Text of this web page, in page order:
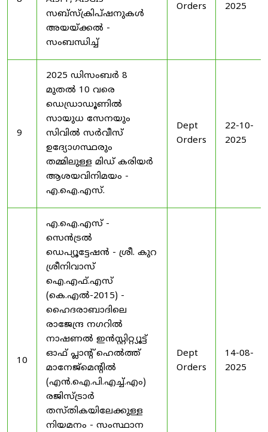
സബ്‌സ്‌ക്രിപ്‌ഷനുകൾ
അയയ്ക്കൽ -
സംബന്ധിച്ച്
Orders
2025
9
2025 ഡിസംബർ 8
മുതൽ 10 വരെ
ഡെഡ്രാഡൂണിൽ
സായുധ സേനയും
സിവിൽ സർവീസ്
ഉദ്യോഗസ്ഥരും
തമ്മിലുള്ള മിഡ് കരിയർ
ആശയവിനിമയം -
എ.ഐ.എസ്.
Dept
Orders
22-10-
2025
10
എ.ഐ.എസ് -
സെൻട്രൽ
ഡെപ്യൂട്ടേഷൻ - ശ്രീ. കുറ
ശ്രീനിവാസ്
ഐ.എഫ്.എസ്
(കെ.എൽ-2015) -
ഹൈദരാബാദിലെ
രാജേന്ദ്ര നഗറിൽ
നാഷണൽ ഇൻസ്റ്റിറ്റ്യൂട്ട്
ഓഫ് പ്ലാന്റ് ഹെൽത്ത്
മാനേജ്‌മെന്റിൽ
(എൻ.ഐ.പി.എച്ച്.എം)
രജിസ്ട്രാർ
തസ്തികയിലേക്കുള്ള
നിയമനം - സംസ്ഥാന
Dept
Orders
14-08-
2025